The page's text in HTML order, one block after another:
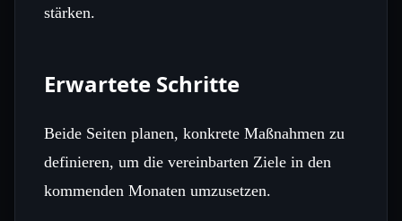
stärken.
Erwartete Schritte
Beide Seiten planen, konkrete Maßnahmen zu
definieren, um die vereinbarten Ziele in den
kommenden Monaten umzusetzen.